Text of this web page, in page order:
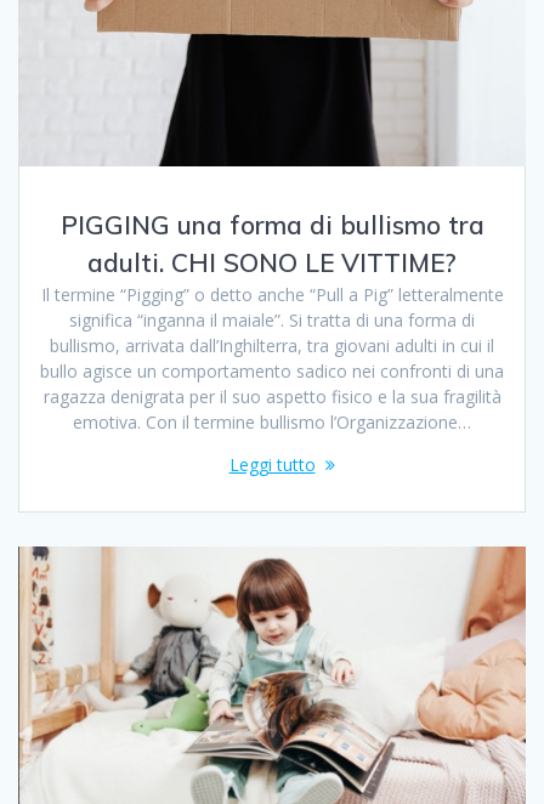
PIGGING una forma di bullismo tra
adulti. CHI SONO LE VITTIME?
Il termine “Pigging” o detto anche “Pull a Pig” letteralmente
significa “inganna il maiale”. Si tratta di una forma di
bullismo, arrivata dall’Inghilterra, tra giovani adulti in cui il
bullo agisce un comportamento sadico nei confronti di una
ragazza denigrata per il suo aspetto fisico e la sua fragilità
emotiva. Con il termine bullismo l’Organizzazione…
Leggi tutto